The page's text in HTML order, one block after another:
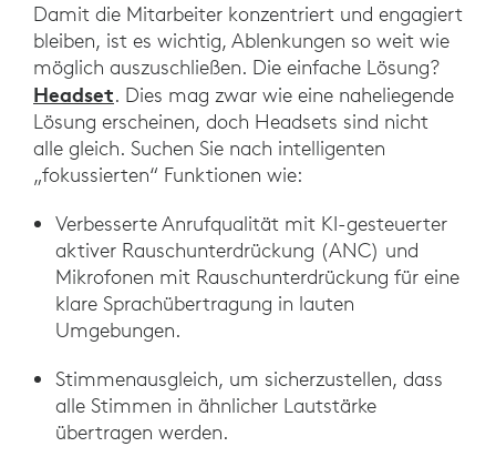
Damit die Mitarbeiter konzentriert und engagiert
bleiben, ist es wichtig, Ablenkungen so weit wie
möglich auszuschließen. Die einfache Lösung?
Headset. Dies mag zwar wie eine naheliegende
Lösung erscheinen, doch Headsets sind nicht
alle gleich. Suchen Sie nach intelligenten
„fokussierten“ Funktionen wie:
Verbesserte Anrufqualität mit KI-gesteuerter
aktiver Rauschunterdrückung (ANC) und
Mikrofonen mit Rauschunterdrückung für eine
klare Sprachübertragung in lauten
Umgebungen.
Stimmenausgleich, um sicherzustellen, dass
alle Stimmen in ähnlicher Lautstärke
übertragen werden.